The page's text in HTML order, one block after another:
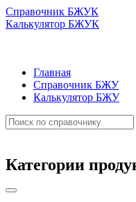
Справочник БЖУК
Калькулятор БЖУК
Главная
Справочник БЖУ
Калькулятор БЖУ
Категории